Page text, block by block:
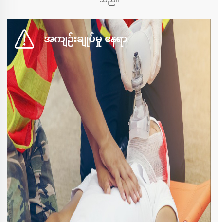
အကျဉ်းချုပ်မှု နေရာ